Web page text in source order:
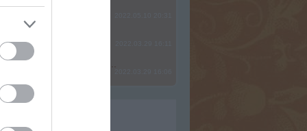
Ide minden baromságot...